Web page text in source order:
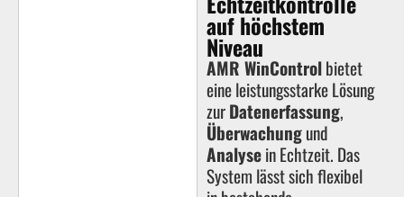
auf höchstem
Niveau
AMR WinControlbietet
eine leistungsstarke Lösung
zurDatenerfassung,
Überwachungund
Analysein Echtzeit. Das
System lässt sich flexibel